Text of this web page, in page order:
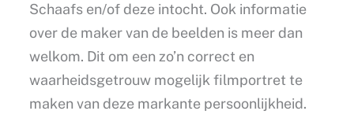
Schaafs en/of deze intocht. Ook informatie
over de maker van de beelden is meer dan
welkom. Dit om een zo’n correct en
waarheidsgetrouw mogelijk filmportret te
maken van deze markante persoonlijkheid.